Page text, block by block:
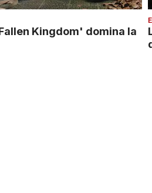
Kingdom' domina la